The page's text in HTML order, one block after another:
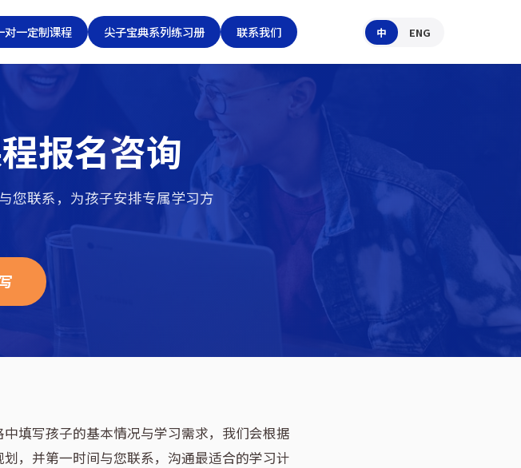
对一定制课程 尖子宝典系列练习册 联系我们 中 ENG
报名咨询
您联系，为孩子安排专属学习方
填写孩子的基本情况与学习需求，我们会根据
，并第一时间与您联系，沟通最适合的学习计